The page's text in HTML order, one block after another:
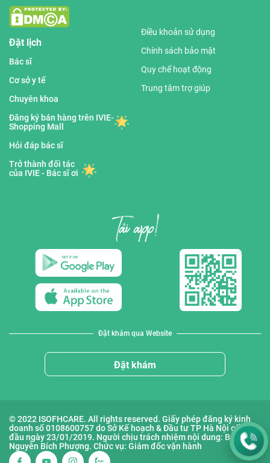
Đặt lịch
Bác sĩ
Cơ sở y tế
Chuyên khoa
Đăng ký bán hàng trên IVIE-
Shopping Mall
Hỏi đáp bác sĩ
Trở thành đối tác
của IVIE - Bác sĩ ơi
Điều khoản sử dụng
Chính sách bảo mật
Quy chế hoạt động
Trung tâm trợ giúp
Đặt khám qua Website
Đặt khám
© 2022 ISOFHCARE. All rights reserved. Giấy phép đăng ký kinh
doanh số 0108600757 do Sở Kế hoạch & Đầu tư TP Hà Nội cấp lần
đầu ngày 23/01/2019. Người chịu trách nhiệm nội dung: Bà
Nguyễn Bích Phượng. Chức vụ: Giám đốc vận hành